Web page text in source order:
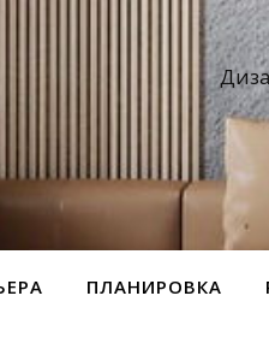
ПЛАНИРОВКА